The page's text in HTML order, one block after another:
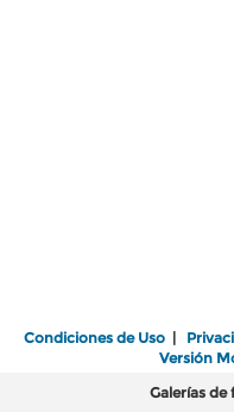
Condiciones de Uso |
Versión
Galerías de